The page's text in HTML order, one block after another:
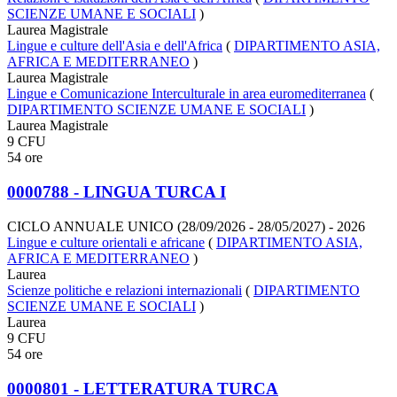
SCIENZE UMANE E SOCIALI )
Laurea Magistrale
Lingue e culture dell'Asia e dell'Africa ( DIPARTIMENTO ASIA,
AFRICA E MEDITERRANEO )
Laurea Magistrale
Lingue e Comunicazione Interculturale in area euromediterranea (
DIPARTIMENTO SCIENZE UMANE E SOCIALI )
Laurea Magistrale
9 CFU
54 ore
0000788 - LINGUA TURCA I
CICLO ANNUALE UNICO (28/09/2026 - 28/05/2027) - 2026
Lingue e culture orientali e africane ( DIPARTIMENTO ASIA,
AFRICA E MEDITERRANEO )
Laurea
Scienze politiche e relazioni internazionali ( DIPARTIMENTO
SCIENZE UMANE E SOCIALI )
Laurea
9 CFU
54 ore
0000801 - LETTERATURA TURCA